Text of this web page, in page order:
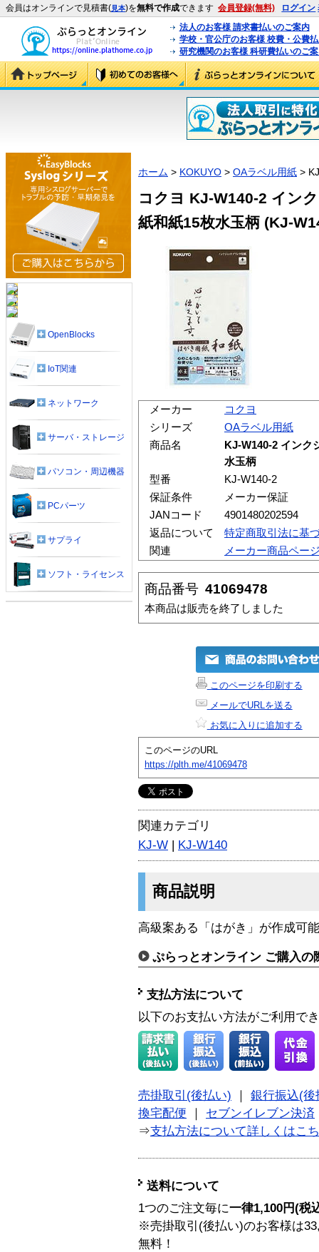
会員はオンラインで見積書(見本)を無料で作成できます 会員登録(無料) ログイン
法人のお客様 請求書払いのご案内
学校・官公庁のお客様 校費・公費
研究機関のお客様 科研費払いのご
ホーム > KOKUYO > OAラベル用紙 >
コクヨ KJ-W140-2 イン
紙和紙15枚水玉柄 (KJ-
メーカー
コクヨ
シリーズ
OAラベル用紙
商品名
KJ-W140-2 インク
水玉柄
型番
KJ-W140-2
保証条件
メーカー保証
JANコード
4901480202594
返品について
特定商取引法に基
関連
メーカー商品ペー
商品番号 41069478
本商品は販売を終了しました
このページを印刷する
メールでURLを送る
お気に入りに追加する
このページのURL
https://plth.me/41069478
関連カテゴリ
KJ-W | KJ-W140
商品説明
高級案ある「はがき」が作成可
ぷらっとオンライン ご購入の
支払方法について
以下のお支払い方法がご利用で
売掛取引(後払い)
銀行振込(後
換宅配便
セブンイレブン決済
⇒支払方法について詳しくはこ
送料について
1つのご注文毎に一律1,100円(税
※売掛取引(後払い)のお客様は
無料！
OpenBlocks
IoT関連
ネットワーク
サーバ・ストレージ
パソコン・周辺機器
PCパーツ
サプライ
ソフト・ライセンス